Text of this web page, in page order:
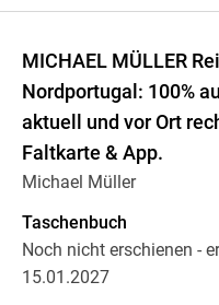
MICHAEL MÜLLER
Nordportugal: 100%
aktuell und vor Ort
Faltkarte & App.
Michael Müller
Taschenbuch
Noch nicht erschienen -
15.01.2027